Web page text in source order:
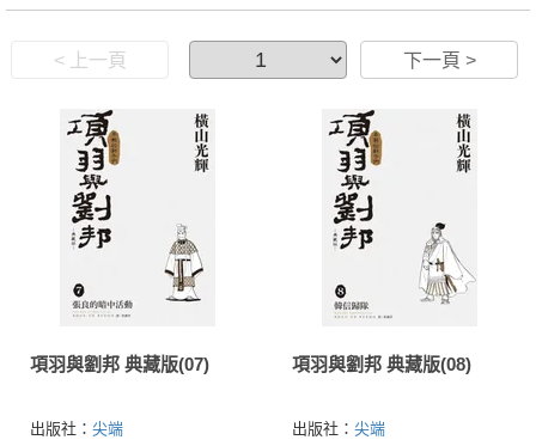
< 上一頁 下一頁 >
項羽與劉邦 典藏版(07)
出版社： 尖端
項羽與劉邦 典藏版(08)
出版社： 尖端